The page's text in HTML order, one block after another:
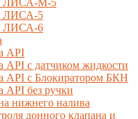
ЛИСА-5
ЛИСА-6
API
API с датчиком жидкости
API с Блокиратором БКН
API без ручки
нижнего налива
донного клапана и